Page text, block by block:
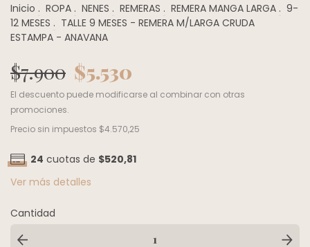
Inicio . ROPA . NENES . REMERAS . REMERA MANGA LARGA . 9-
12 MESES . TALLE 9 MESES - REMERA M/LARGA CRUDA
ESTAMPA - ANAVANA
$7.900 $5.530
El descuento puede modificarse al combinar con otras
promociones.
Precio sin impuestos $4.570,25
24 cuotas de $520,81
Ver más detalles
Cantidad